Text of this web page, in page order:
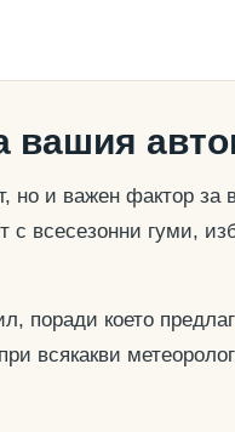
вашия
но и важен фактор
всесезонни гуми,
поради което
всякакви